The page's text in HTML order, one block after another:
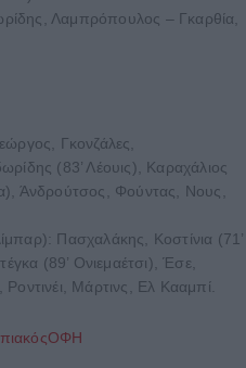
Λαμπρόπουλος – Γκαρθία,
Γκονζάλες,
(83’ Λέουις), Καραχάλιος
Άνδρούτσος, Φούντας, Νους,
Πασχαλάκης, Κοστίνια (71’
(89’ Ονιεμαέτσι), Έσε,
Ροντινέι, Μάρτινς, Ελ Κααμπί.
ΟΦΗ